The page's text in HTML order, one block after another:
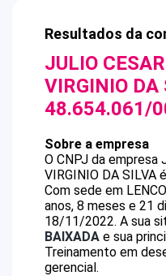
Resultados da
JULIO
VIRGINIO DA
48.654.061/
Sobre a empresa
O CNPJ da empresa
VIRGINIO DA SILVA é
Com sede em
anos, 8 meses e 21
18/11/2022. A sua
BAIXADA e sua
Treinamento em
gerencial.